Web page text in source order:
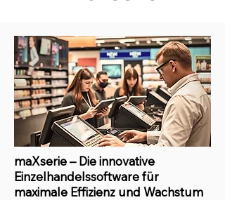
maXserie – Die innovative
Einzelhandelssoftware für
maximale Effizienz und Wachstum